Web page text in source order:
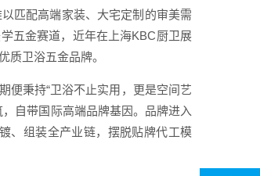
匹配高端家装、大宅定制的审美需
五金赛道，近年在上海KBC厨卫展
质卫浴五金品牌。
便秉持“卫浴不止实用，更是空间艺
自带国际高端品牌基因。品牌进入
、组装全产业链，摆脱贴牌代工模